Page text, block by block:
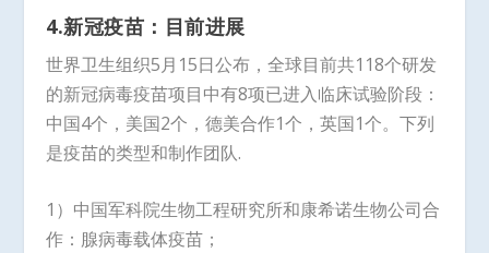
4.新冠疫苗：目前进展
世界卫生组织5月15日公布，全球目前共118个研发
的新冠病毒疫苗项目中有8项已进入临床试验阶段：
中国4个，美国2个，德美合作1个，英国1个。下列
是疫苗的类型和制作团队.
1）中国军科院生物工程研究所和康希诺生物公司合
作：腺病毒载体疫苗；